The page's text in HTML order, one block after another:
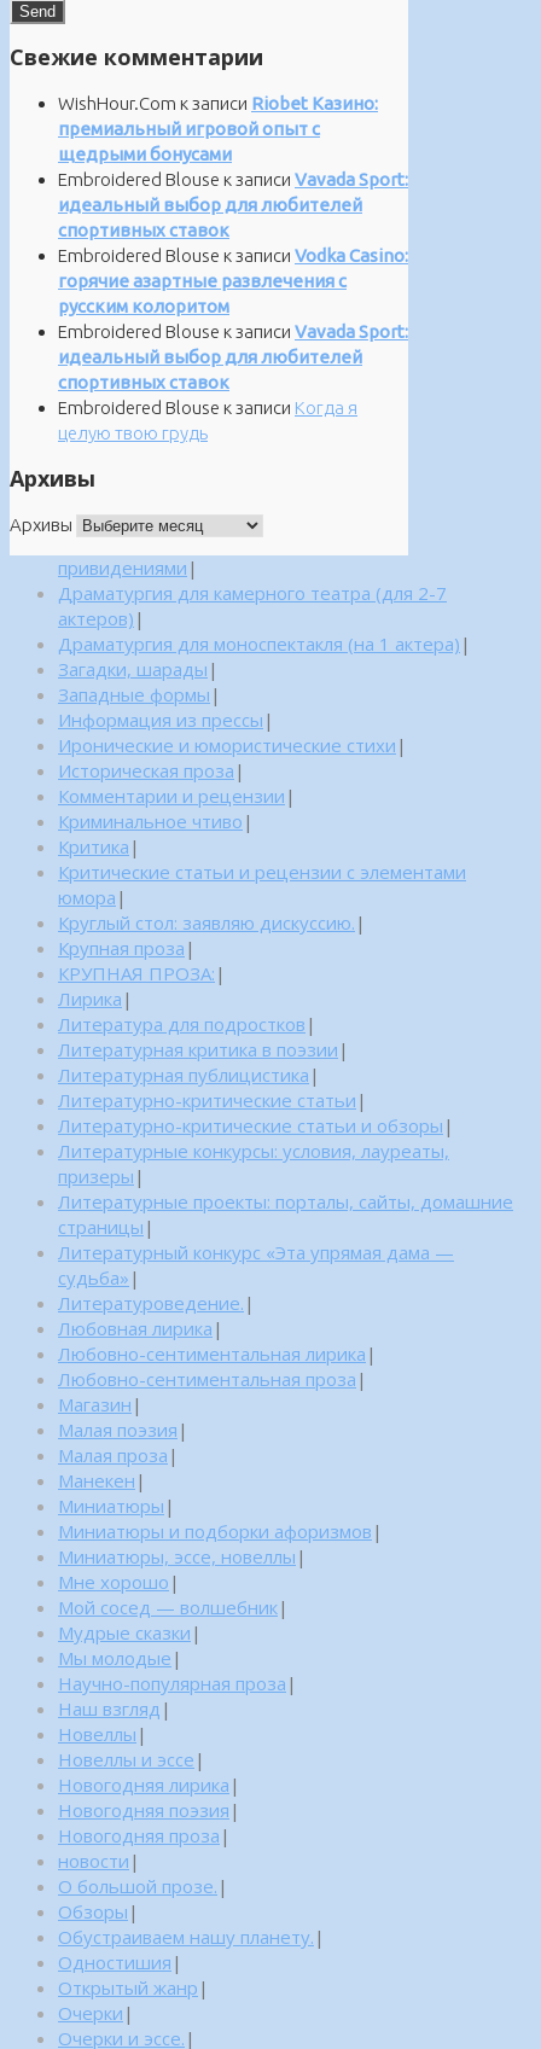
Свежие комментарии
WishHour.Com к записи Riobet Казино:
премиальный игровой опыт с
щедрыми бонусами
Embroidered Blouse к записи Vavada Sport:
идеальный выбор для любителей
спортивных ставок
Embroidered Blouse к записи Vodka Casino:
горячие азартные развлечения с
русским колоритом
Embroidered Blouse к записи Vavada Sport:
идеальный выбор для любителей
спортивных ставок
Embroidered Blouse к записи Когда я
целую твою грудь
Архивы
Архивы
привидениями |
Драматургия для камерного театра (для 2-7
актеров) |
Драматургия для моноспектакля (на 1 актера) |
Загадки, шарады |
Западные формы |
Информация из прессы |
Иронические и юмористические стихи |
Историческая проза |
Комментарии и рецензии |
Криминальное чтиво |
Критика |
Критические статьи и рецензии с элементами
юмора |
Круглый стол: заявляю дискуссию. |
Крупная проза |
КРУПНАЯ ПРОЗА: |
Лирика |
Литература для подростков |
Литературная критика в поэзии |
Литературная публицистика |
Литературно-критические статьи |
Литературно-критические статьи и обзоры |
Литературные конкурсы: условия, лауреаты,
призеры |
Литературные проекты: порталы, сайты, домашние
страницы |
Литературный конкурс «Эта упрямая дама —
судьба» |
Литературоведение. |
Любовная лирика |
Любовно-сентиментальная лирика |
Любовно-сентиментальная проза |
Магазин |
Малая поэзия |
Малая проза |
Манекен |
Миниатюры |
Миниатюры и подборки афоризмов |
Миниатюры, эссе, новеллы |
Мне хорошо |
Мой сосед — волшебник|
Мудрые сказки |
Мы молодые |
Научно-популярная проза |
Наш взгляд |
Новеллы |
Новеллы и эссе |
Новогодняя лирика |
Новогодняя поэзия |
Новогодняя проза |
новости |
О большой прозе. |
Обзоры |
Обустраиваем нашу планету. |
Одностишия |
Открытый жанр |
Очерки |
Очерки и эссе. |